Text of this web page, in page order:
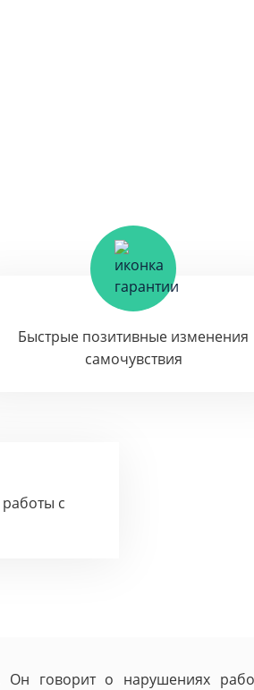
Быстрые позитивные изменения
самочувствия
с
Он говорит о нарушениях